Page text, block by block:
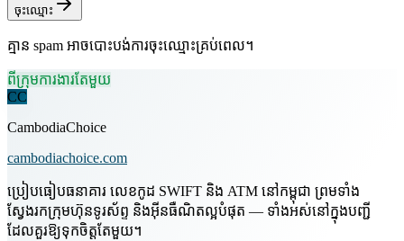
ចុះឈ្មោះ
គ្មាន spam អាចបោះបង់ការចុះឈ្មោះគ្រប់ពេល។
ពីក្រុមការងារតែមួយ
CC
CambodiaChoice
cambodiachoice.com
ប្រៀបធៀបធនាគារ លេខកូដ SWIFT និង ATM នៅកម្ពុជា ព្រមទាំង
ស្វែងរកក្រុមហ៊ុនទូរស័ព្ទ និងអ៊ីនធឺណិតល្អបំផុត — ទាំងអស់នៅក្នុងបញ្ជី
ដែលគួរឱ្យទុកចិត្តតែមួយ។